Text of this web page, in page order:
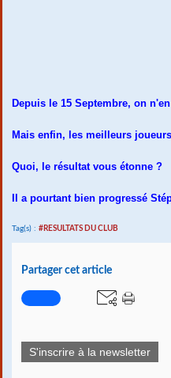
Depuis le 15 Septembre, on
Mais enfin, les meilleurs
Quoi, le résultat vous étonne ?
Il a pourtant bien progressé
Tag(s) : #RESULTATS DU CLUB
Partager cet article
S'inscrire à la newsletter